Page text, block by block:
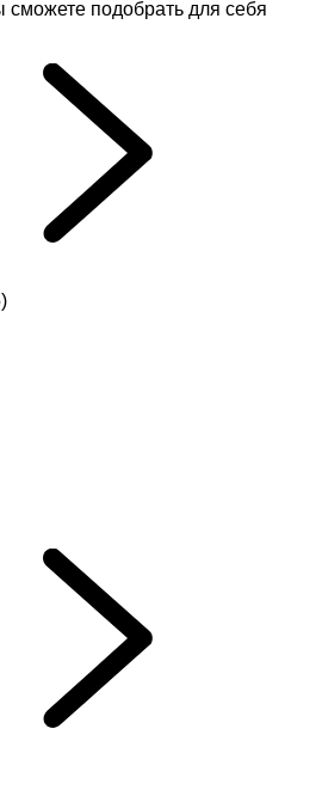
сможете подобрать для себя